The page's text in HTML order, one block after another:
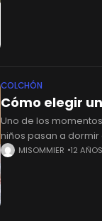
COLCHÓN
Cómo elegir
Uno de los
niños pasan a
muy importante la
MISOMMIER 12